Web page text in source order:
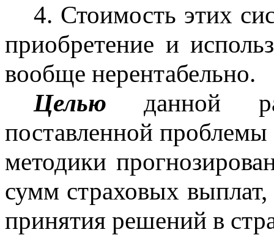
4. Стоимость этих
приобретение и
вообще нерентабельно.
Целью данной
поставленной проблемы
методики
сумм страховых
принятия решений в